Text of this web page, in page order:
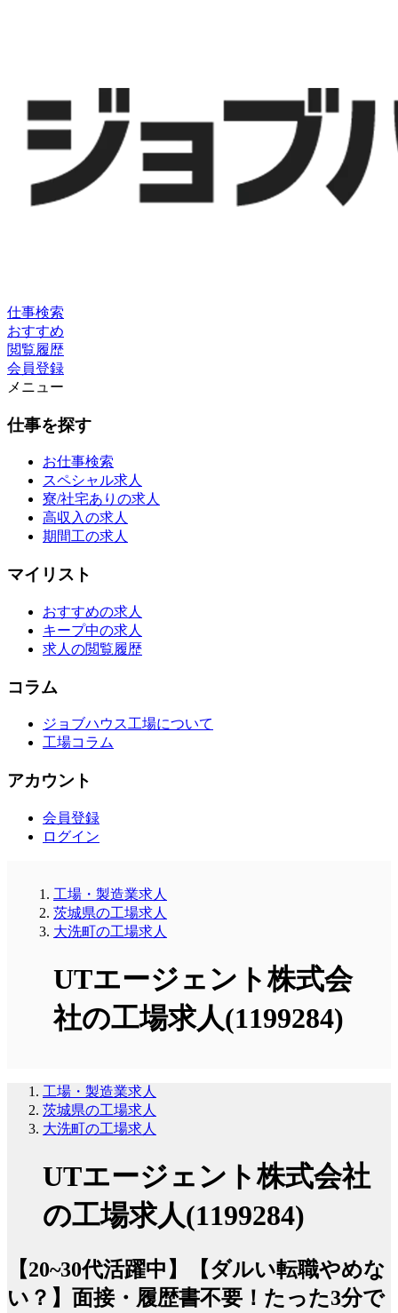
仕事検索
おすすめ
閲覧履歴
会員登録
メニュー
仕事を探す
お仕事検索
スペシャル求人
寮/社宅ありの求人
高収入の求人
期間工の求人
マイリスト
おすすめの求人
キープ中の求人
求人の閲覧履歴
コラム
ジョブハウス工場について
工場コラム
アカウント
会員登録
ログイン
工場・製造業求人
茨城県の工場求人
大洗町の工場求人
UTエージェント株式会
社の工場求人(1199284)
工場・製造業求人
茨城県の工場求人
大洗町の工場求人
UTエージェント株式会社
の工場求人(1199284)
【20~30代活躍中】【ダルい転職やめな
い？】面接・履歴書不要！たった3分で